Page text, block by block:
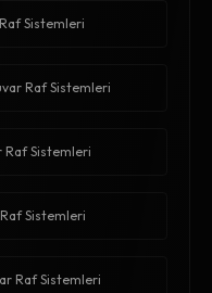
Sistemleri
Raf Sistemleri
Raf Sistemleri
Sistemleri
Raf Sistemleri